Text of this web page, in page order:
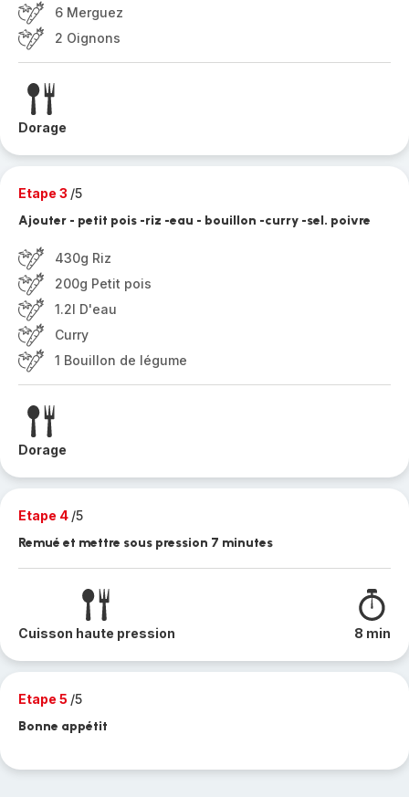
6 Merguez
2 Oignons
Dorage
Etape 3 /5
Ajouter - petit pois -riz -eau - bouillon -curry -sel. poivre
430g Riz
200g Petit pois
1.2l D'eau
Curry
1 Bouillon de légume
Dorage
Etape 4 /5
Remué et mettre sous pression 7 minutes
Cuisson haute pression 8 min
Etape 5 /5
Bonne appétit